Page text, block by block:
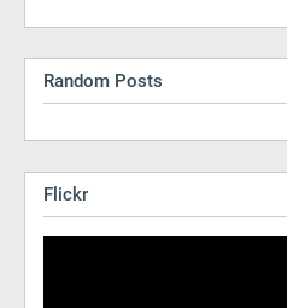
Random Posts
Flickr